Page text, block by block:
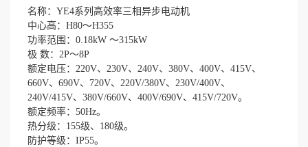
名称：YE4系列高效率三相异步电动机
中心高：H80～H355
功率范围：0.18kW ～315kW
极 数：2P～8P
额定电压：220V、230V、240V、380V、400V、415V、
660V、690V、720V、220V/380V、230V/400V、
240V/415V、380V/660V、400V/690V、415V/720V。
额定频率：50Hz。
热分级：155级、180级。
防护等级：IP55。